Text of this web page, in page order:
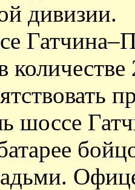
дивизии.
шоссе